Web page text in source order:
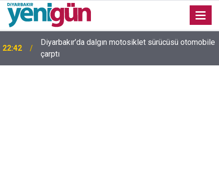
22:42
Diyarbakır’da dalgın motosiklet sürücüsü otomobile
çarptı
22:37
Diyarbakır trafiğinde şaşırtan görüntü: Dönüp dönüp
baktılar